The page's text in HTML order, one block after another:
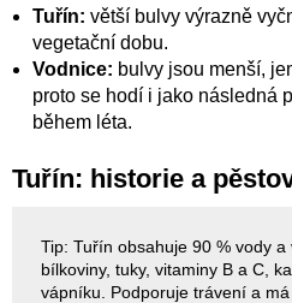
Tuřín: větší bulvy výrazně
vegetační dobu.
Vodnice: bulvy jsou menší,
proto se hodí i jako následná
během léta.
Tuřín: historie a
Tip: Tuřín obsahuje 90 % vody a
bílkoviny, tuky, vitaminy B a C,
vápníku. Podporuje trávení a má